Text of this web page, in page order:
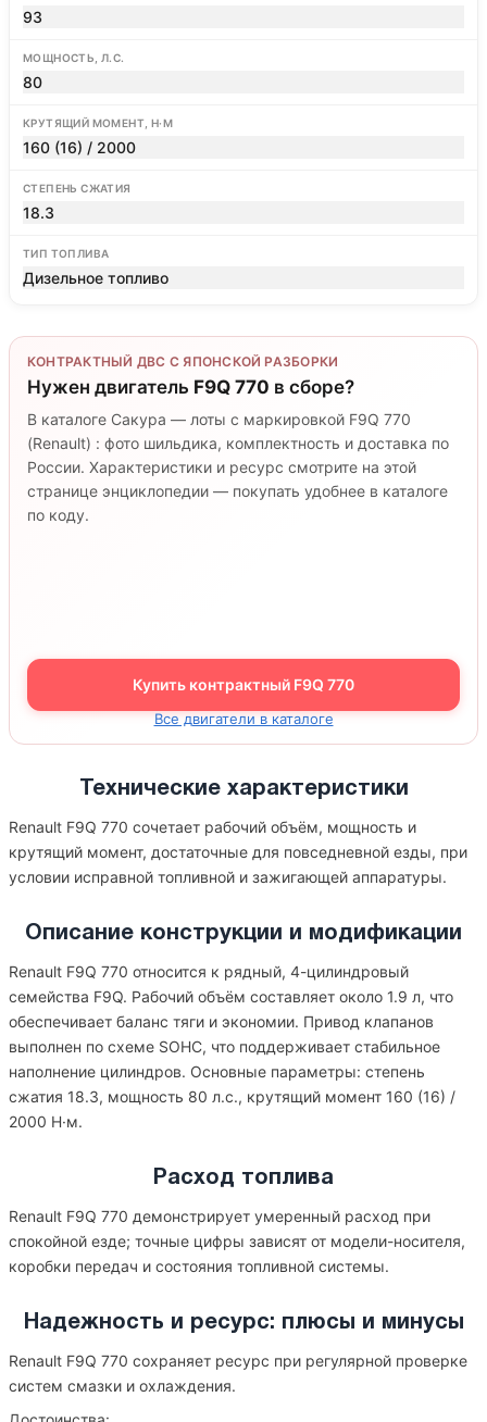
93
МОЩНОСТЬ, Л.С.
80
КРУТЯЩИЙ МОМЕНТ, Н·М
160 (16) / 2000
СТЕПЕНЬ СЖАТИЯ
18.3
ТИП ТОПЛИВА
Дизельное топливо
КОНТРАКТНЫЙ ДВС С ЯПОНСКОЙ РАЗБОРКИ
Нужен двигатель F9Q 770 в сборе?
В каталоге Сакура — лоты с маркировкой F9Q 770
(Renault) : фото шильдика, комплектность и доставка по
России. Характеристики и ресурс смотрите на этой
странице энциклопедии — покупать удобнее в каталоге
по коду.
Купить контрактный F9Q 770
Все двигатели в каталоге
Технические характеристики
Renault F9Q 770 сочетает рабочий объём, мощность и
крутящий момент, достаточные для повседневной езды, при
условии исправной топливной и зажигающей аппаратуры.
Описание конструкции и модификации
Renault F9Q 770 относится к рядный, 4-цилиндровый
семейства F9Q. Рабочий объём составляет около 1.9 л, что
обеспечивает баланс тяги и экономии. Привод клапанов
выполнен по схеме SOHC, что поддерживает стабильное
наполнение цилиндров. Основные параметры: степень
сжатия 18.3, мощность 80 л.с., крутящий момент 160 (16) /
2000 Н·м.
Расход топлива
Renault F9Q 770 демонстрирует умеренный расход при
спокойной езде; точные цифры зависят от модели-носителя,
коробки передач и состояния топливной системы.
Надежность и ресурс: плюсы и минусы
Renault F9Q 770 сохраняет ресурс при регулярной проверке
систем смазки и охлаждения.